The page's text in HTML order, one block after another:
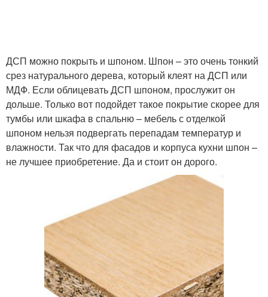
ДСП можно покрыть и шпоном. Шпон – это очень тонкий
срез натурального дерева, который клеят на ДСП или
МДФ. Если облицевать ДСП шпоном, прослужит он
дольше. Только вот подойдет такое покрытие скорее для
тумбы или шкафа в спальню – мебель с отделкой
шпоном нельзя подвергать перепадам температур и
влажности. Так что для фасадов и корпуса кухни шпон –
не лучшее приобретение. Да и стоит он дорого.